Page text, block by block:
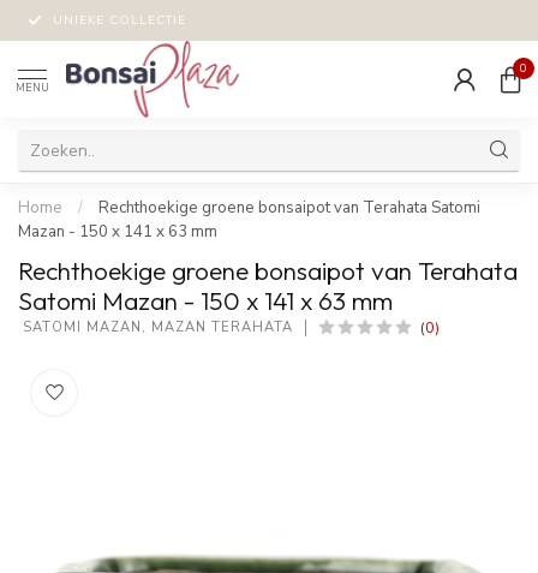
UNIEKE COLLECTIE
MENU
0
Home /
Rechthoekige groene bonsaipot van Terahata Satomi
Mazan - 150 x 141 x 63 mm
Rechthoekige groene bonsaipot van Terahata
Satomi Mazan - 150 x 141 x 63 mm
SATOMI MAZAN, MAZAN TERAHATA (0)